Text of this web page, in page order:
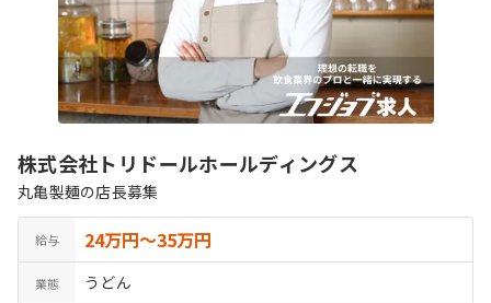
株式会社トリドールホールディングス
丸亀製麺の店長募集
給与 24万円〜35万円
業態 うどん